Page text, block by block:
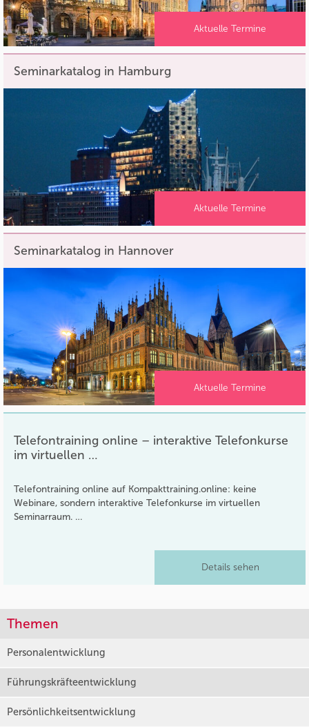
Aktuelle Termine
Seminarkatalog in Hamburg
Aktuelle Termine
Seminarkatalog in Hannover
Aktuelle Termine
Telefontraining online – interaktive Telefonkurse
im virtuellen …
Telefontraining online auf Kompakttraining.online: keine
Webinare, sondern interaktive Telefonkurse im virtuellen
Seminarraum. …
Details sehen
Themen
Personalentwicklung
Führungskräfteentwicklung
Persönlichkeitsentwicklung